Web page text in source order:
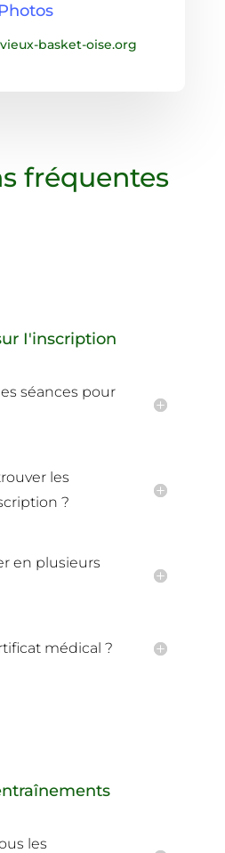
Photos
basket-oise.org
fréquentes
I'inscription
séances pour
les
?
en plusieurs
médical ?
les